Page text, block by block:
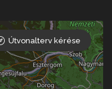
Útvonalterv kérése